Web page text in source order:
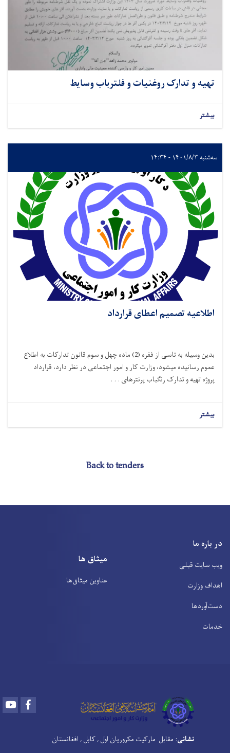
تهیه و تدارک روغنیات و فلترباب وسایط
بیشتر
سه‌شنبه ۱۴۰۱/۸/۳ - ۱۴:۳۴
اطلاعیه تصمیم اعطای قرارداد
بدین وسیله به تاسی از فقره (2) ماده چهل و سوم قانون تدارکات به اطلاع
عموم رسانیده میشود، وزارت کار و امور اجتماعی در نظر دارد، قرارداد
پروژهتهیه و تدارک رنگباب پرنترهای . . .
بیشتر
Back to tenders
در باره ما
ویب سایت قبلی
اهداف وزارت
دست‌آوردها
خدمات
میثاق ها
عناوین‌ میثاق‌ها
Youtube
نشانی: مقابل مارکیت مکروریان اول , کابل , افغانستان